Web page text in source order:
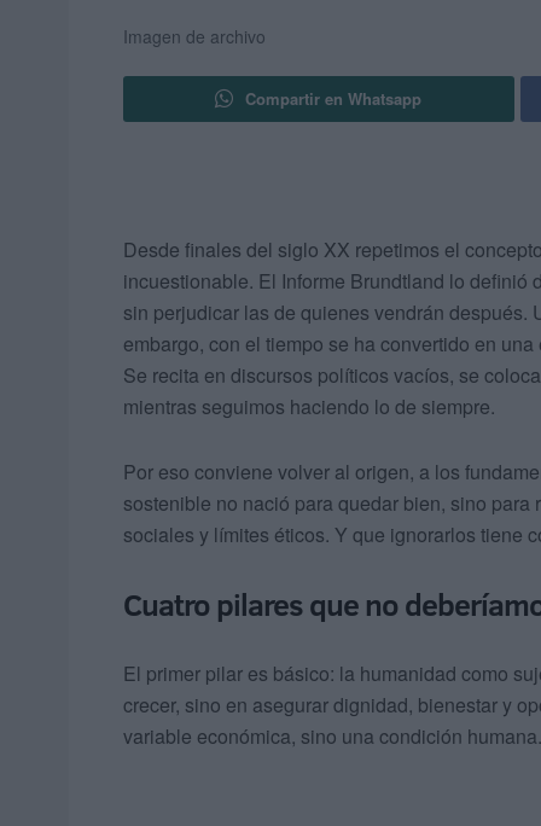
Imagen de archivo
Compartir en Whatsapp
Desde finales del siglo XX repetimos el
incuestionable. El Informe Brundtland lo
sin perjudicar las de quienes vendrán
embargo, con el tiempo se ha convertido en
Se recita en discursos políticos vacíos, se
mientras seguimos haciendo lo de siempre.
Por eso conviene volver al origen, a los
sostenible no nació para quedar bien, sino
sociales y límites éticos. Y que ignorarlos tiene
Cuatro pilares que no
El primer pilar es básico: la humanidad como
crecer, sino en asegurar dignidad, bienestar y
variable económica, sino una condición humana.